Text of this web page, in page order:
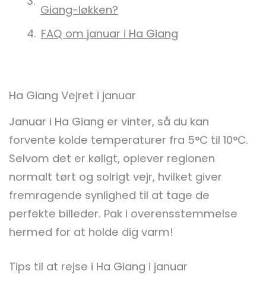
Giang-løkken?
FAQ om januar i Ha Giang
Ha Giang Vejret i januar
Januar i Ha Giang er vinter, så du kan
forvente kolde temperaturer fra 5°C til 10°C.
Selvom det er køligt, oplever regionen
normalt tørt og solrigt vejr, hvilket giver
fremragende synlighed til at tage de
perfekte billeder. Pak i overensstemmelse
hermed for at holde dig varm!
Tips til at rejse i Ha Giang i januar